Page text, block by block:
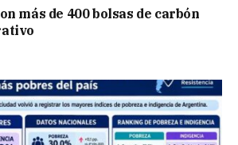
más de 400 bolsas de carbón